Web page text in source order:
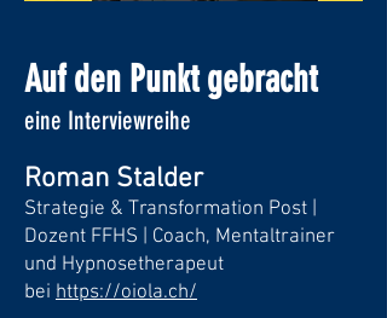
Auf den Punkt gebracht
eine Interviewreihe
Roman Stalder
Strategie & Transformation Post |
Dozent FFHS | Coach, Mentaltrainer
und Hypnosetherapeut
bei https://oiola.ch/